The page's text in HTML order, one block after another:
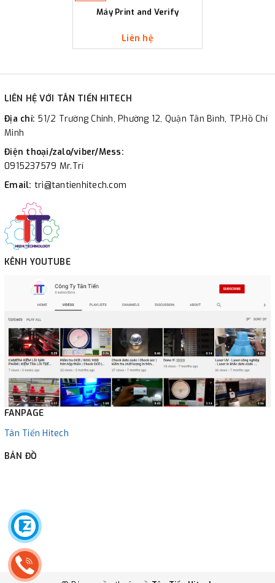
Máy Print and Verify
Liên hệ
LIÊN HỆ VỚI TÂN TIẾN HITECH
Địa chỉ: 51/2 Trường Chinh, Phường 12, Quận Tân Bình, TP.Hồ Chí
Minh
Điện thoại/zalo/viber/Mess:
0915237579 Mr.Trí
Email: tri@tantienhitech.com
KÊNH YOUTUBE
FANPAGE
Tân Tiến Hitech
BẢN ĐỒ